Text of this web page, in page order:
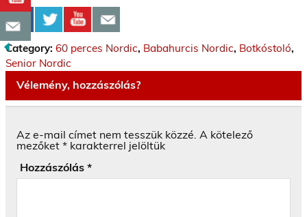
Category: 60 perces Nordic, Babahurcis Nordic, Botkóstoló,
Senior Nordic
Vélemény, hozzászólás?
Az e-mail címet nem tesszük közzé. A kötelező
mezőket * karakterrel jelöltük
Hozzászólás *